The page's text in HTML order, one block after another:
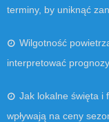
terminy, by uniknąć
Wilgotność
interpretować
Jak lokalne święta i
wpływają na ceny